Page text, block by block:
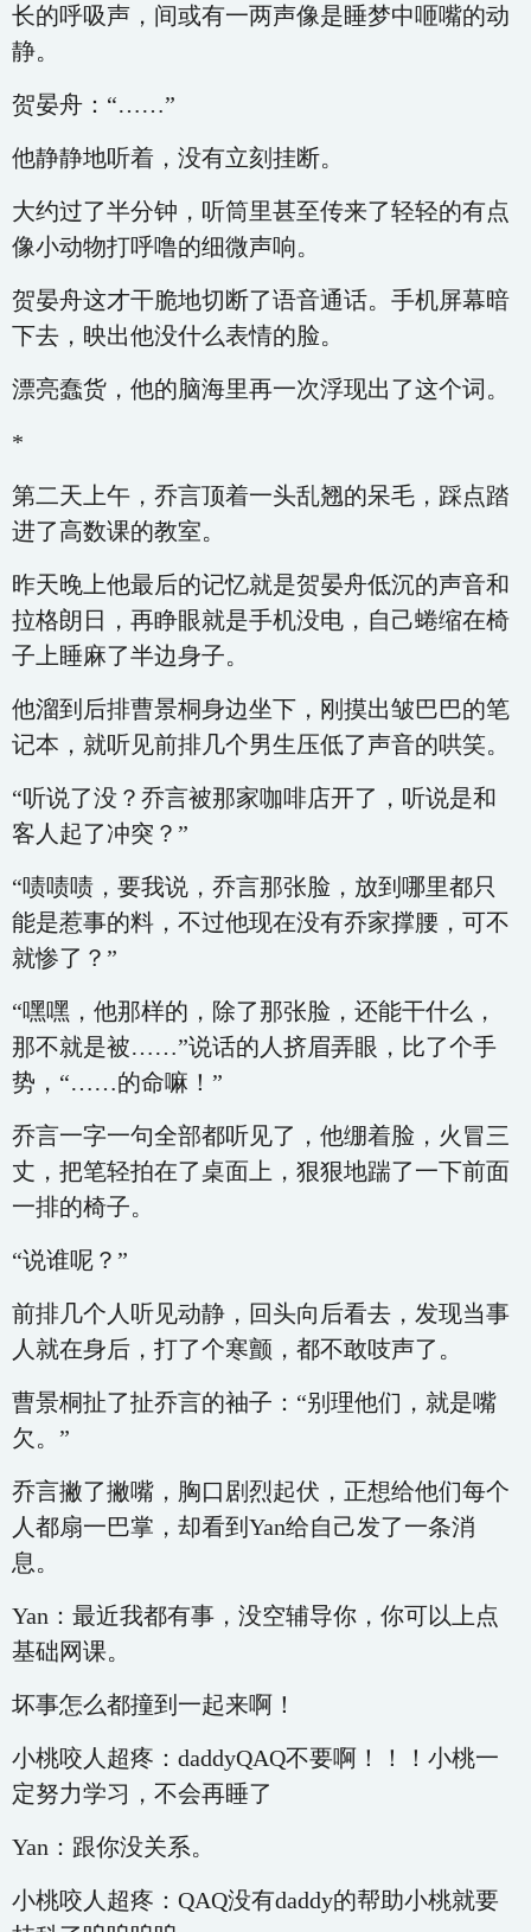
长的呼吸声，间或有一两声像是睡梦中咂嘴的动
静。
贺晏舟：“……”
他静静地听着，没有立刻挂断。
大约过了半分钟，听筒里甚至传来了轻轻的有点
像小动物打呼噜的细微声响。
贺晏舟这才干脆地切断了语音通话。手机屏幕暗
下去，映出他没什么表情的脸。
漂亮蠢货，他的脑海里再一次浮现出了这个词。
*
第二天上午，乔言顶着一头乱翘的呆毛，踩点踏
进了高数课的教室。
昨天晚上他最后的记忆就是贺晏舟低沉的声音和
拉格朗日，再睁眼就是手机没电，自己蜷缩在椅
子上睡麻了半边身子。
他溜到后排曹景桐身边坐下，刚摸出皱巴巴的笔
记本，就听见前排几个男生压低了声音的哄笑。
“听说了没？乔言被那家咖啡店开了，听说是和
客人起了冲突？”
“啧啧啧，要我说，乔言那张脸，放到哪里都只
能是惹事的料，不过他现在没有乔家撑腰，可不
就惨了？”
“嘿嘿，他那样的，除了那张脸，还能干什么，
那不就是被……”说话的人挤眉弄眼，比了个手
势，“……的命嘛！”
乔言一字一句全部都听见了，他绷着脸，火冒三
丈，把笔轻拍在了桌面上，狠狠地踹了一下前面
一排的椅子。
“说谁呢？”
前排几个人听见动静，回头向后看去，发现当事
人就在身后，打了个寒颤，都不敢吱声了。
曹景桐扯了扯乔言的袖子：“别理他们，就是嘴
欠。”
乔言撇了撇嘴，胸口剧烈起伏，正想给他们每个
人都扇一巴掌，却看到Yan给自己发了一条消
息。
Yan：最近我都有事，没空辅导你，你可以上点
基础网课。
坏事怎么都撞到一起来啊！
小桃咬人超疼：daddyQAQ不要啊！！！小桃一
定努力学习，不会再睡了
Yan：跟你没关系。
小桃咬人超疼：QAQ没有daddy的帮助小桃就要